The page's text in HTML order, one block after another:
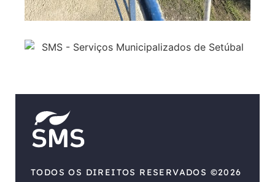
TODOS OS DIREITOS RESERVADOS ©2026